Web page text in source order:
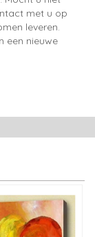
met u op
leveren.
een nieuwe